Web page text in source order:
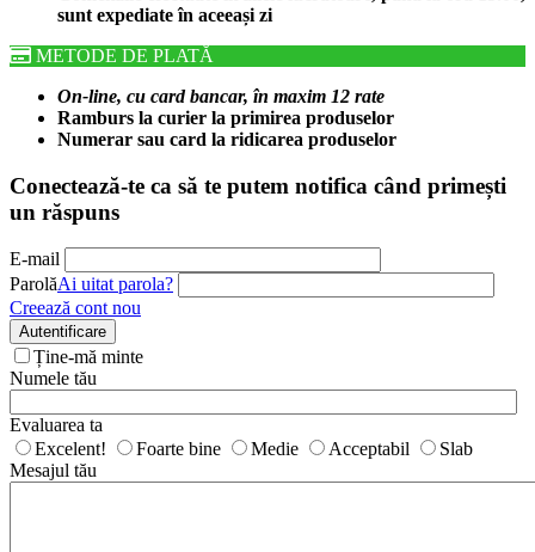
sunt expediate în aceeași zi
METODE DE PLATĂ
On-line, cu card bancar, în maxim 12 rate
Ramburs la curier la primirea produselor
Numerar sau card la ridicarea produselor
Conectează-te ca să te putem notifica când primești
un răspuns
E-mail
ParolăAi uitat parola?
Creează cont nou
Autentificare
Ține-mă minte
Numele tău
Evaluarea ta
Excelent!
Foarte bine Medie Acceptabil
Slab
Mesajul tău